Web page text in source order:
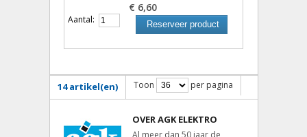
€ 6,60
Aantal: Reserveer product
14 artikel(en) Toon per pagina
OVER AGK ELEKTRO
Al meer dan 50 jaar de